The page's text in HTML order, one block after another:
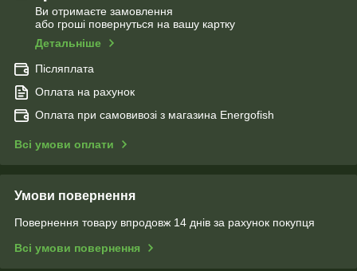
Ви отримаєте замовлення
або гроші повернуться на вашу картку
Детальніше
Післяплата
Оплата на рахунок
Оплата при самовивозі з магазина Energofish
Всі умови оплати
Умови повернення
Повернення товару впродовж 14 днів за рахунок покупця
Всі умови повернення